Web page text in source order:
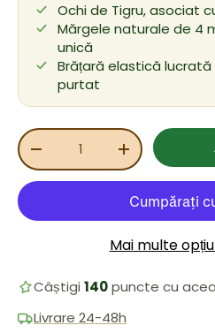
Ochi de Tigru, asociat
Mărgele naturale de 4
unică
Brățară elastică lucrată
purtat
Cant.
REDUCEȚI CANTITATEA
MĂRIȚI
Mai multe
Câștigi 140puncte cu
Livrare 24-48h